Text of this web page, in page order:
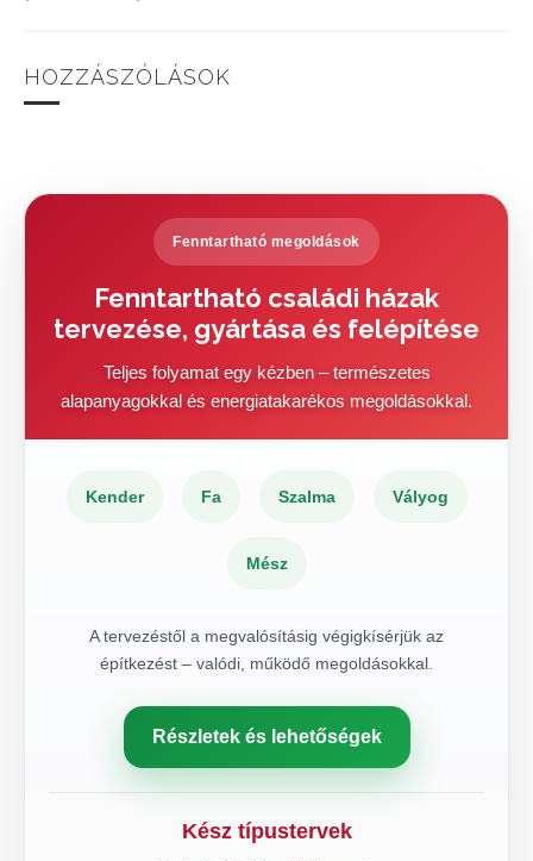
HOZZÁSZÓLÁSOK
Fenntartható megoldások
Fenntartható családi házak
tervezése, gyártása és felépítése
Teljes folyamat egy kézben – természetes
alapanyagokkal és energiatakarékos megoldásokkal.
Kender Fa Szalma Vályog
Mész
A tervezéstől a megvalósításig végigkísérjük az
építkezést – valódi, működő megoldásokkal.
Részletek és lehetőségek
Kész típustervek